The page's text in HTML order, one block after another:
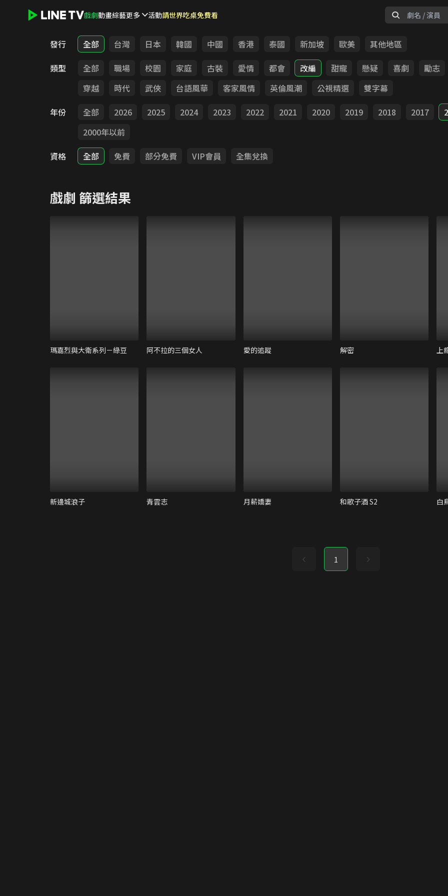
戲劇動畫綜藝更多 活動請世界吃桌免費看
發行 全部 台灣 日本 韓國 中國 香港 泰國 新加坡 歐美
其他地區
類型
全部 職場 校園 家庭 古裝 愛情 都會 改編 甜寵 懸疑 喜劇
勵志
穿越
時代 武俠 台語風華 客家風情 英倫風潮 公視精選
雙字幕
年份
全部 2026 2025 2024 2023 2022 2021 2020 2019 2018 2017
2000年以前
資格
全部 免費 部分免費 VIP會員 全集兌換
戲劇 篩選結果
瑪嘉烈與大衛系列－綠豆 阿不拉的三個女人 愛的追蹤 解密 上
新邊城浪子 青雲志 月薪嬌妻 和歌子酒 S2 白
1